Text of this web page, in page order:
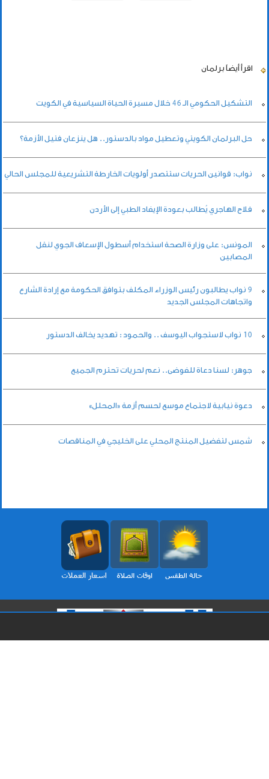
اقرأ أيضاً برلمان
التشكيل الحكومي الـ 46 خلال مسيرة الحياة السياسية في الكويت
حل البرلمان الكويتي وتعطيل مواد بالدستور.. هل ينزعان فتيل الأزمة؟
نواب: قوانين الحريات ستتصدر أولويات الخارطة التشريعية للمجلس الحالي
فلاح الهاجري يُطالب بعودة الإيفاد الطبي إلى الأردن
المونس: على وزارة الصحة استخدام أسطول الإسعاف الجوي لنقل
المصابين
9 نواب يطالبون رئيس الوزراء المكلف بتوافق الحكومة مع إرادة الشارع
واتجاهات المجلس الجديد
10 نواب لاستجواب اليوسف .. والحمود : تهديد يخالف الدستور
جوهر: لسنا دعاة للفوضى.. نعم لحريات تحترم الجميع
دعوة نيابية لاجتماع موسع لحسم أزمة «المحلل»
شمس لتفضيل المنتج المحلي على الخليجي في المناقصات